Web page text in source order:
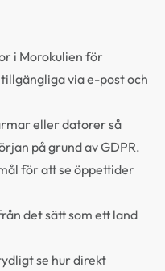
i Morokulien för
via e-post och
eller datorer så
på grund av GDPR.
för att se öppettider
det sätt som ett land
se hur direkt